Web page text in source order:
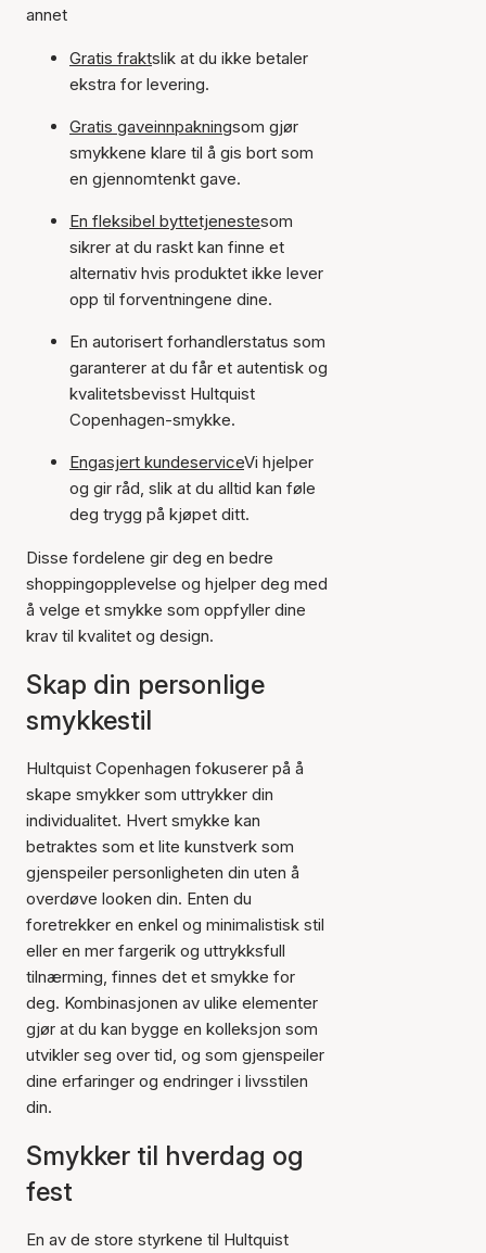
annet
Gratis fraktslik at du ikke betaler
ekstra for levering.
Gratis gaveinnpakningsom gjør
smykkene klare til å gis bort som
en gjennomtenkt gave.
En fleksibel byttetjenestesom
sikrer at du raskt kan finne et
alternativ hvis produktet ikke lever
opp til forventningene dine.
En autorisert forhandlerstatus som
garanterer at du får et autentisk og
kvalitetsbevisst Hultquist
Copenhagen-smykke.
Engasjert kundeserviceVi hjelper
og gir råd, slik at du alltid kan føle
deg trygg på kjøpet ditt.
Disse fordelene gir deg en bedre
shoppingopplevelse og hjelper deg med
å velge et smykke som oppfyller dine
krav til kvalitet og design.
Skap din personlige
smykkestil
Hultquist Copenhagen fokuserer på å
skape smykker som uttrykker din
individualitet. Hvert smykke kan
betraktes som et lite kunstverk som
gjenspeiler personligheten din uten å
overdøve looken din. Enten du
foretrekker en enkel og minimalistisk stil
eller en mer fargerik og uttrykksfull
tilnærming, finnes det et smykke for
deg. Kombinasjonen av ulike elementer
gjør at du kan bygge en kolleksjon som
utvikler seg over tid, og som gjenspeiler
dine erfaringer og endringer i livsstilen
din.
Smykker til hverdag og
fest
En av de store styrkene til Hultquist